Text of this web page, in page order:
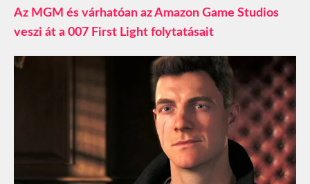
Az MGM és várhatóan az Amazon Game Studios
veszi át a 007 First Light folytatásait